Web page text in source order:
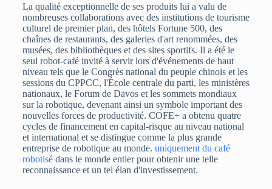
La qualité exceptionnelle de ses produits lui a valu de
nombreuses collaborations avec des institutions de tourisme
culturel de premier plan, des hôtels Fortune 500, des
chaînes de restaurants, des galeries d'art renommées, des
musées, des bibliothèques et des sites sportifs. Il a été le
seul robot-café invité à servir lors d'événements de haut
niveau tels que le Congrès national du peuple chinois et les
sessions du CPPCC, l'École centrale du parti, les ministères
nationaux, le Forum de Davos et les sommets mondiaux
sur la robotique, devenant ainsi un symbole important des
nouvelles forces de productivité. COFE+ a obtenu quatre
cycles de financement en capital-risque au niveau national
et international et se distingue comme la plus grande
entreprise de robotique au monde. uniquement du café
robotisédans le monde entier pour obtenir une telle
reconnaissance et un tel élan d'investissement.